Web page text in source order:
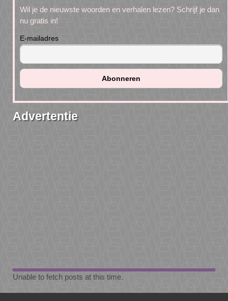
Wil je de nieuwste woorden en verhalen lezen? Schrijf je dan
nu gratis in!
E-mailadres
Advertentie
Unable to fetch posts at this time.